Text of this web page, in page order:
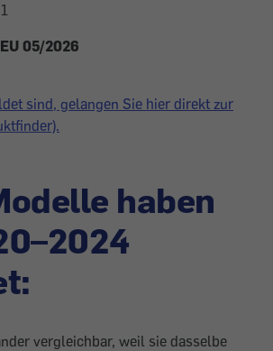
05/2026
sind, gelangen Sie hier direkt zur
haben
vergleichbar, weil sie dasselbe